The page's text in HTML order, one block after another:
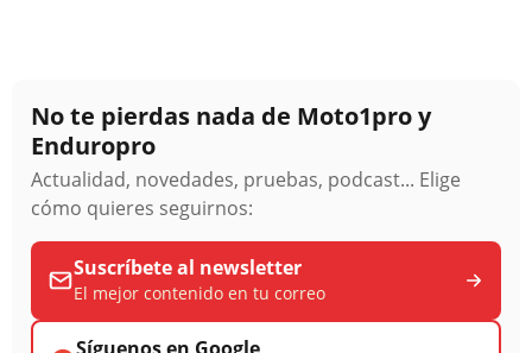
No te pierdas nada de Moto1pro y
Enduropro
Actualidad, novedades, pruebas, podcast... Elige
cómo quieres seguirnos:
Suscríbete al newsletter
El mejor contenido en tu correo
Síguenos en Google